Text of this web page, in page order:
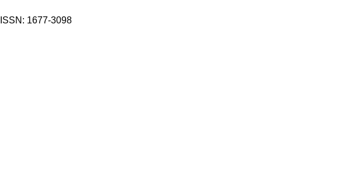
ISSN: 1677-3098